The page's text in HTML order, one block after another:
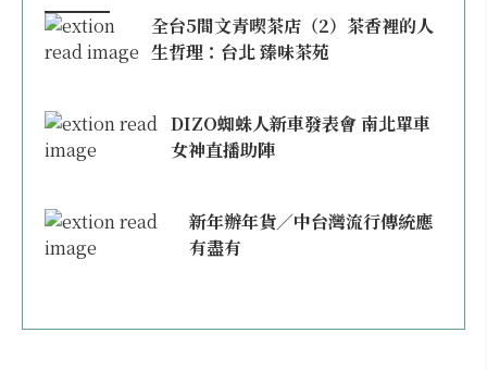
全台5間文青喫茶店（2）茶香裡的人
生哲理：台北 臻味茶苑
DIZO蜘蛛人新車發表會 南北單車
女神直播助陣
新年辦年貨／中台灣流行傳統應
有盡有